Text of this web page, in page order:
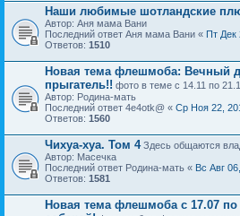
Наши любимые шотландские
Автор: Аня мама Вани
Последний ответ Аня мама Вани « Пт Дек
Ответов: 1510
Новая тема флешмоба: Вечный
прыгатель!! фото в теме с 14.11 по
Автор: Родина-мать
Последний ответ 4e4otk@ « Ср Ноя 22,
Ответов: 1560
Чихуа-хуа. Том 4Здесь общаются
Автор: Масечка
Последний ответ Родина-мать « Вс Авг
Ответов: 1581
Новая тема флешмоба с 17.07